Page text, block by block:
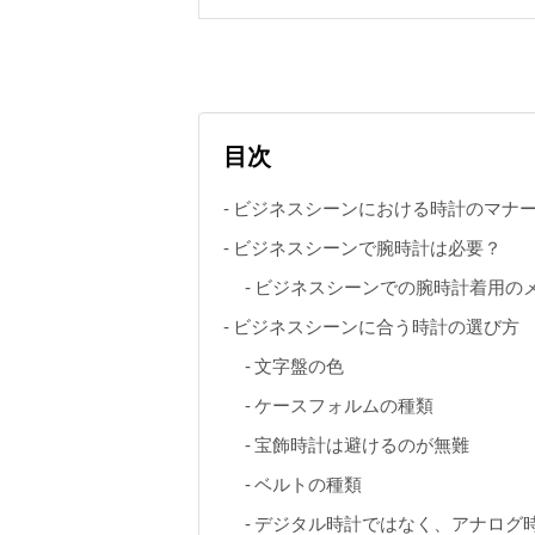
目次
ビジネスシーンにおける時計のマナー
ビジネスシーンで腕時計は必要？
ビジネスシーンでの腕時計着用の
ビジネスシーンに合う時計の選び方
文字盤の色
ケースフォルムの種類
宝飾時計は避けるのが無難
ベルトの種類
デジタル時計ではなく、アナログ